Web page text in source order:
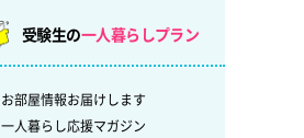
受験生の一人暮らしプラン
お部屋情報お届けします
一人暮らし応援マガジン